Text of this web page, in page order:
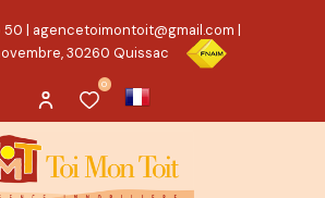
50 | agencetoimontoit@gmail.com |
30260 Quissac
0